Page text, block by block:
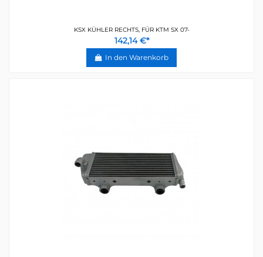
KSX KÜHLER RECHTS, FÜR KTM SX 07-
142,14 €*
In den Warenkorb